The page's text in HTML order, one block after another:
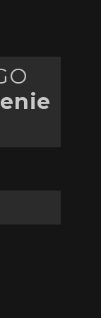
РУССКИЙ